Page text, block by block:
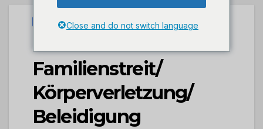
UNCATEGORIZED
POL-PDNR:
Familienstreit/
Körperverletzung/
Beleidigung
Close and do not switch language